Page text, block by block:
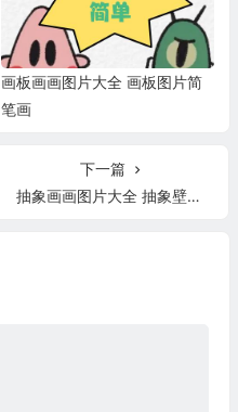
画板画画图片大全 画板图片简
笔画
下一篇
抽象画画图片大全 抽象壁画图片大全